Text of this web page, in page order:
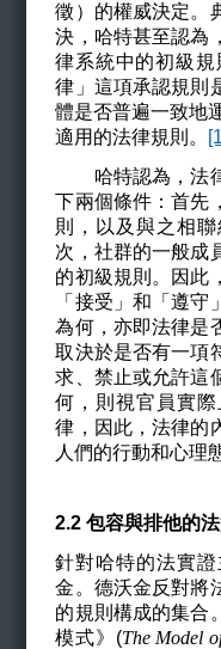
徵）的權威決定。
決，哈特甚至認為
律系統中的初級
律」這項承認規則
體是否普遍一致地
適用的法律規則。
哈特認為，法律
下兩個條件：首先
則，以及與之相
次，社群的一般成
的初級規則。因此
「接受」和「遵
為何，亦即法律是
取決於是否有一項
求、禁止或允許這
何，則視官員實
律，因此，法律的
人們的行動和心理
2.2包容與排他的
針對哈特的法實
金。德沃金反對將
的規則構成的集合
模式》(The Model